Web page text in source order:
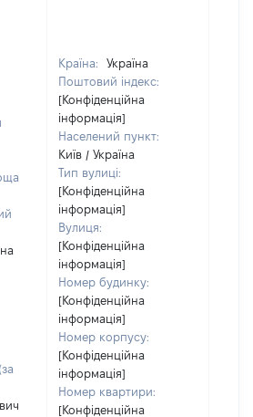
Країна:
Україна
Поштовий індекс:
[Конфіденційна
інформація]
Населений пункт:
Київ / Україна
Тип вулиці:
[Конфіденційна
інформація]
Вулиця:
[Конфіденційна
інформація]
Номер будинку:
[Конфіденційна
інформація]
Номер корпусу:
[Конфіденційна
інформація]
Номер квартири:
[Конфіденційна